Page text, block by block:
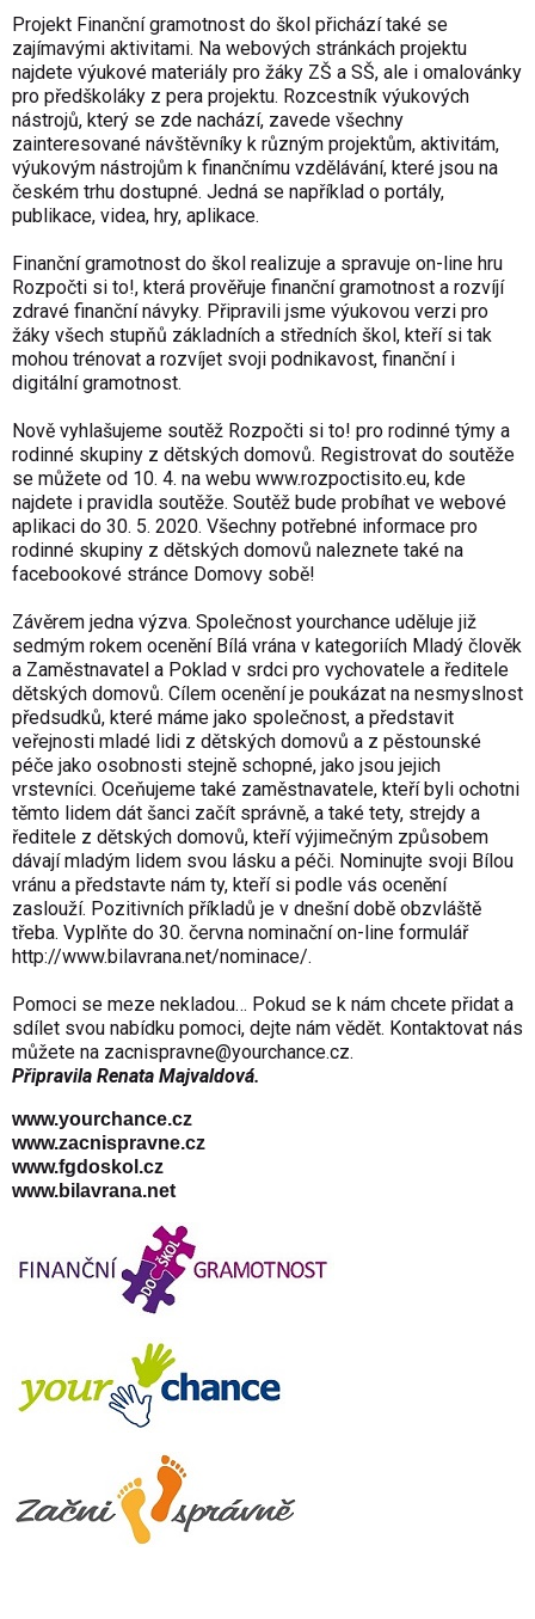
Projekt Finanční gramotnost do škol přichází také se
zajímavými aktivitami. Na webových stránkách projektu
najdete výukové materiály pro žáky ZŠ a SŠ, ale i omalovánky
pro předškoláky z pera projektu. Rozcestník výukových
nástrojů, který se zde nachází, zavede všechny
zainteresované návštěvníky k různým projektům, aktivitám,
výukovým nástrojům k finančnímu vzdělávání, které jsou na
českém trhu dostupné. Jedná se například o portály,
publikace, videa, hry, aplikace.
Finanční gramotnost do škol realizuje a spravuje on-line hru
Rozpočti si to!, která prověřuje finanční gramotnost a rozvíjí
zdravé finanční návyky. Připravili jsme výukovou verzi pro
žáky všech stupňů základních a středních škol, kteří si tak
mohou trénovat a rozvíjet svoji podnikavost, finanční i
digitální gramotnost.
Nově vyhlašujeme soutěž Rozpočti si to! pro rodinné týmy a
rodinné skupiny z dětských domovů. Registrovat do soutěže
se můžete od 10. 4. na webu www.rozpoctisito.eu, kde
najdete i pravidla soutěže. Soutěž bude probíhat ve webové
aplikaci do 30. 5. 2020. Všechny potřebné informace pro
rodinné skupiny z dětských domovů naleznete také na
facebookové stránce Domovy sobě!
Závěrem jedna výzva. Společnost yourchance uděluje již
sedmým rokem ocenění Bílá vrána v kategoriích Mladý člověk
a Zaměstnavatel a Poklad v srdci pro vychovatele a ředitele
dětských domovů. Cílem ocenění je poukázat na nesmyslnost
předsudků, které máme jako společnost, a představit
veřejnosti mladé lidi z dětských domovů a z pěstounské
péče jako osobnosti stejně schopné, jako jsou jejich
vrstevníci. Oceňujeme také zaměstnavatele, kteří byli ochotni
těmto lidem dát šanci začít správně, a také tety, strejdy a
ředitele z dětských domovů, kteří výjimečným způsobem
dávají mladým lidem svou lásku a péči. Nominujte svoji Bílou
vránu a představte nám ty, kteří si podle vás ocenění
zaslouží. Pozitivních příkladů je v dnešní době obzvláště
třeba. Vyplňte do 30. června nominační on-line formulář
http://www.bilavrana.net/nominace/.
Pomoci se meze nekladou… Pokud se k nám chcete přidat a
sdílet svou nabídku pomoci, dejte nám vědět. Kontaktovat nás
můžete na zacnispravne@yourchance.cz.
Připravila Renata Majvaldová.
www.yourchance.cz
www.zacnispravne.cz
www.fgdoskol.cz
www.bilavrana.net